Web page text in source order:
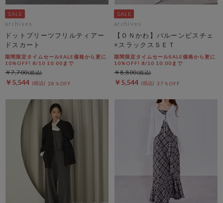
archives
ドットプリーツフリルティアー
ドスカート
期間限定タイムセールSALE価格から更に
10%OFF! 8/10 10:00まで
￥5,544 28％OFF
￥7,700
archives
【ＯＮかわ】バルーンビスチェ
×スラックスＳＥＴ
期間限定タイムセールSALE価格から更に
10%OFF! 8/10 10:00まで
￥5,544 37％OFF
￥8,800